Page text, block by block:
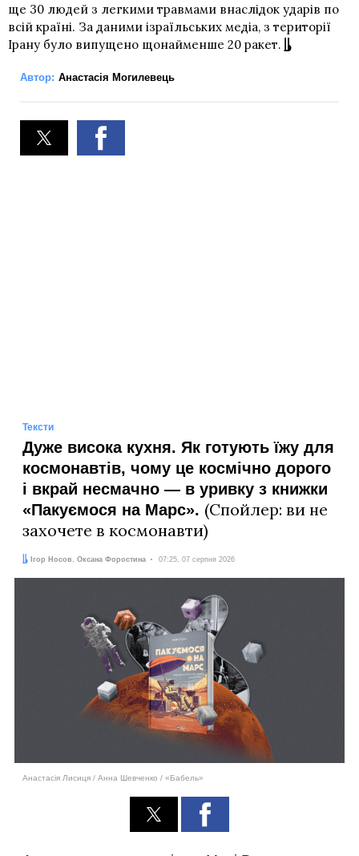
ще 30 людей з легкими травмами внаслідок ударів по
всій країні. За даними ізраїльських медіа, з території
Ірану було випущено щонайменше 20 ракет.
Автор: Анастасія Могилевець